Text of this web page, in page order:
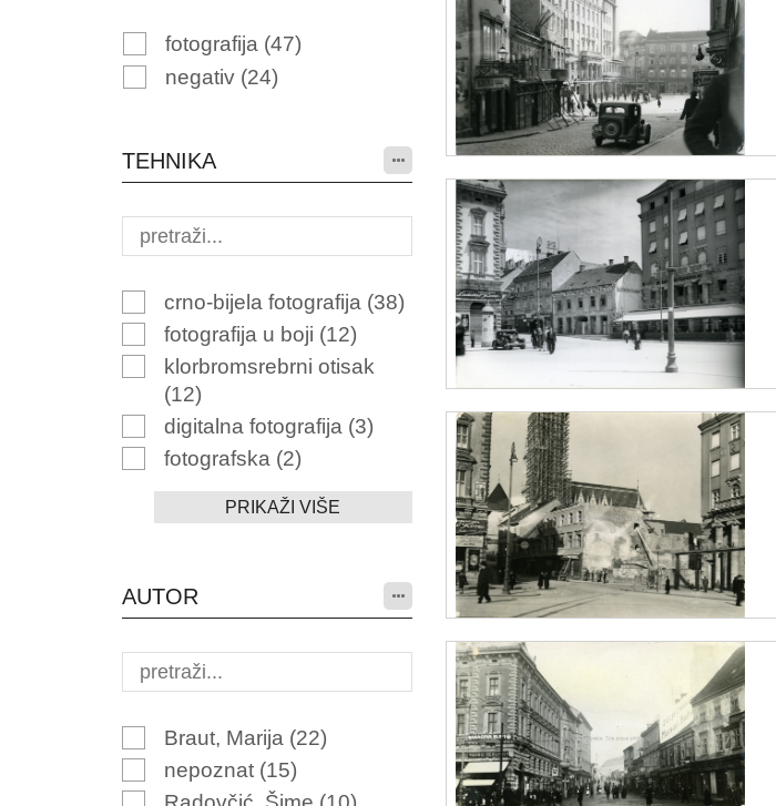
fotografija (47)
negativ (24)
TEHNIKA
crno-bijela fotografija (38)
fotografija u boji (12)
klorbromsrebrni otisak
(12)
digitalna fotografija (3)
fotografska (2)
PRIKAŽI VIŠE
AUTOR
Braut, Marija (22)
nepoznat (15)